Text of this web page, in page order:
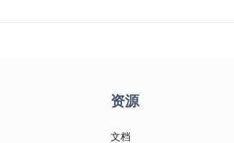
资源
文档